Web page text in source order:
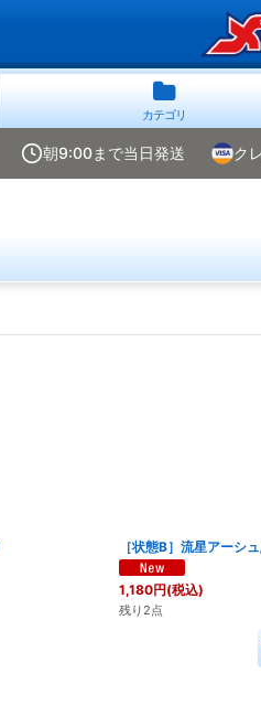
カテゴリ
朝9:00まで当日発送 ク
［状態B］流星アー
1,180円(税込)
残り2点